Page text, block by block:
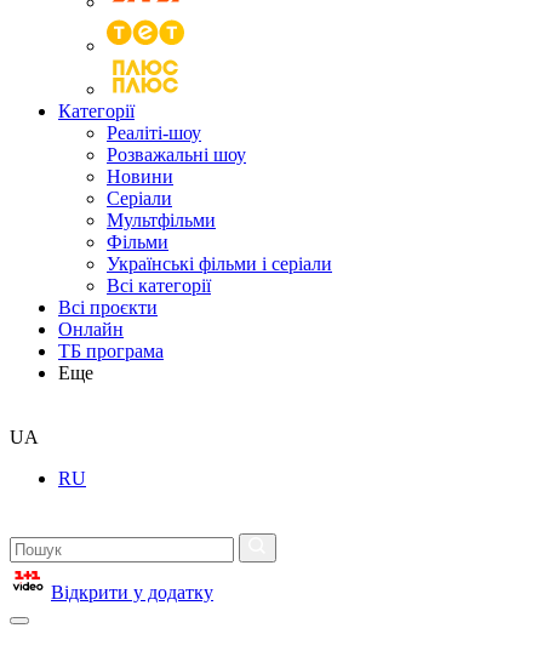
Категорії
Реаліті-шоу
Розважальні шоу
Новини
Серіали
Мультфільми
Фільми
Українські фільми і серіали
Всі категорії
Всі проєкти
Онлайн
ТБ програма
Еще
UA
RU
Відкрити у додатку